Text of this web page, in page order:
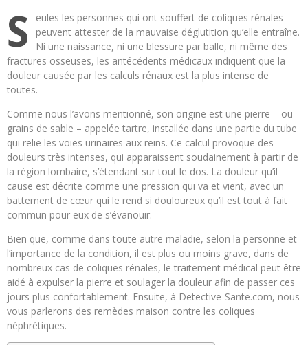
S
eules les personnes qui ont souffert de coliques rénales
peuvent attester de la mauvaise déglutition qu’elle entraîne.
Ni une naissance, ni une blessure par balle, ni même des
fractures osseuses, les antécédents médicaux indiquent que la
douleur causée par les calculs rénaux est la plus intense de
toutes.
Comme nous l’avons mentionné, son origine est une pierre – ou
grains de sable – appelée tartre, installée dans une partie du tube
qui relie les voies urinaires aux reins. Ce calcul provoque des
douleurs très intenses, qui apparaissent soudainement à partir de
la région lombaire, s’étendant sur tout le dos. La douleur qu’il
cause est décrite comme une pression qui va et vient, avec un
battement de cœur qui le rend si douloureux qu’il est tout à fait
commun pour eux de s’évanouir.
Bien que, comme dans toute autre maladie, selon la personne et
l’importance de la condition, il est plus ou moins grave, dans de
nombreux cas de coliques rénales, le traitement médical peut être
aidé à expulser la pierre et soulager la douleur afin de passer ces
jours plus confortablement. Ensuite, à Detective-Sante.com, nous
vous parlerons des remèdes maison contre les coliques
néphrétiques.